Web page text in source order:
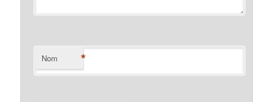
Nom *